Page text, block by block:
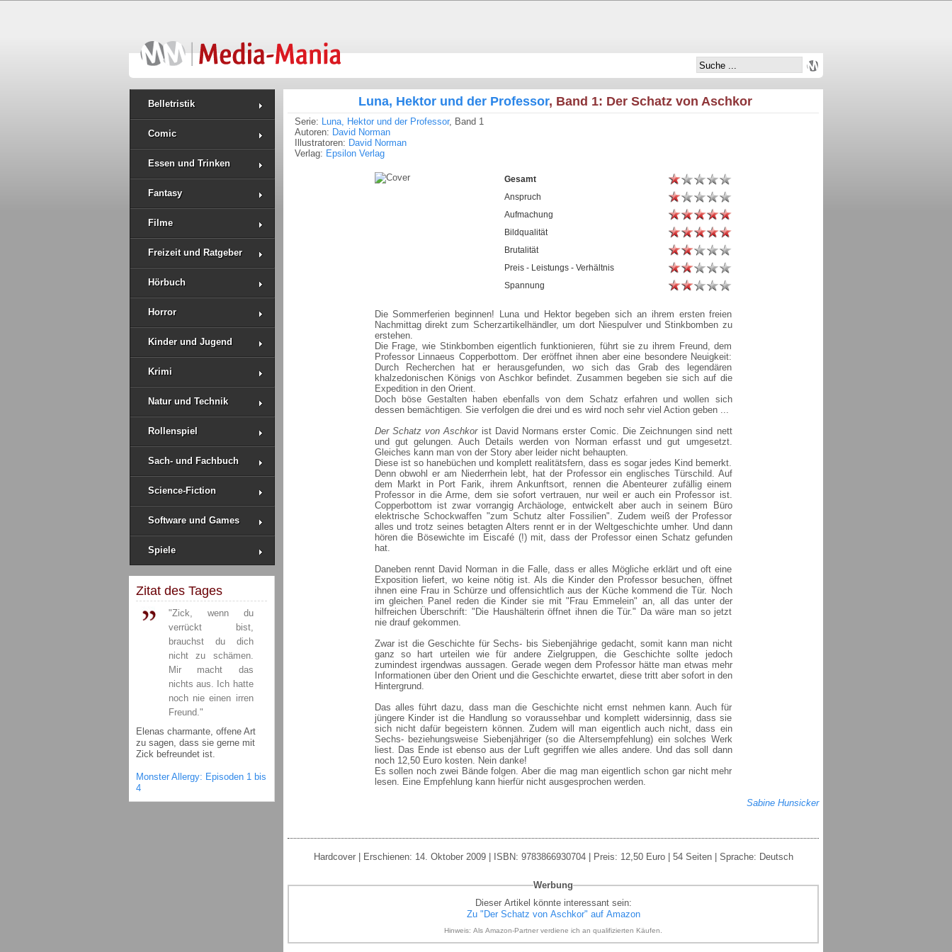
Belletristik
Comic
Essen und Trinken
Fantasy
Filme
Freizeit und Ratgeber
Hörbuch
Horror
Kinder und Jugend
Krimi
Natur und Technik
Rollenspiel
Sach- und Fachbuch
Science-Fiction
Software und Games
Spiele
Zitat des Tages
"Zick, wenn du
verrückt bist,
brauchst du dich
nicht zu schämen.
Mir macht das
nichts aus. Ich hatte
noch nie einen irren
Freund."
Elenas charmante, offene Art
zu sagen, dass sie gerne mit
Zick befreundet ist.
Monster Allergy: Episoden 1 bis
4
Luna, Hektor und der Professor, Band 1: Der Schatz von Aschkor
Serie: Luna, Hektor und der Professor, Band 1
Autoren: David Norman
Illustratoren: David Norman
Verlag: Epsilon Verlag
Gesamt
Anspruch
Aufmachung
Bildqualität
Brutalität
Preis - Leistungs - Verhältnis
Spannung
Die Sommerferien beginnen! Luna und Hektor begeben sich an ihrem ersten freien
Nachmittag direkt zum Scherzartikelhändler, um dort Niespulver und Stinkbomben zu
erstehen.
Die Frage, wie Stinkbomben eigentlich funktionieren, führt sie zu ihrem Freund, dem
Professor Linnaeus Copperbottom. Der eröffnet ihnen aber eine besondere Neuigkeit:
Durch Recherchen hat er herausgefunden, wo sich das Grab des legendären
khalzedonischen Königs von Aschkor befindet. Zusammen begeben sie sich auf die
Expedition in den Orient.
Doch böse Gestalten haben ebenfalls von dem Schatz erfahren und wollen sich
dessen bemächtigen. Sie verfolgen die drei und es wird noch sehr viel Action geben ...
Der Schatz von Aschkorist David Normans erster Comic. Die Zeichnungen sind nett
und gut gelungen. Auch Details werden von Norman erfasst und gut umgesetzt.
Gleiches kann man von der Story aber leider nicht behaupten.
Diese ist so hanebüchen und komplett realitätsfern, dass es sogar jedes Kind bemerkt.
Denn obwohl er am Niederrhein lebt, hat der Professor ein englisches Türschild. Auf
dem Markt in Port Farik, ihrem Ankunftsort, rennen die Abenteurer zufällig einem
Professor in die Arme, dem sie sofort vertrauen, nur weil er auch ein Professor ist.
Copperbottom ist zwar vorrangig Archäologe, entwickelt aber auch in seinem Büro
elektrische Schockwaffen "zum Schutz alter Fossilien". Zudem weiß der Professor
alles und trotz seines betagten Alters rennt er in der Weltgeschichte umher. Und dann
hören die Bösewichte im Eiscafé (!) mit, dass der Professor einen Schatz gefunden
hat.
Daneben rennt David Norman in die Falle, dass er alles Mögliche erklärt und oft eine
Exposition liefert, wo keine nötig ist. Als die Kinder den Professor besuchen, öffnet
ihnen eine Frau in Schürze und offensichtlich aus der Küche kommend die Tür. Noch
im gleichen Panel reden die Kinder sie mit "Frau Emmelein" an, all das unter der
hilfreichen Überschrift: "Die Haushälterin öffnet ihnen die Tür." Da wäre man so jetzt
nie drauf gekommen.
Zwar ist die Geschichte für Sechs- bis Siebenjährige gedacht, somit kann man nicht
ganz so hart urteilen wie für andere Zielgruppen, die Geschichte sollte jedoch
zumindest irgendwas aussagen. Gerade wegen dem Professor hätte man etwas mehr
Informationen über den Orient und die Geschichte erwartet, diese tritt aber sofort in den
Hintergrund.
Das alles führt dazu, dass man die Geschichte nicht ernst nehmen kann. Auch für
jüngere Kinder ist die Handlung so voraussehbar und komplett widersinnig, dass sie
sich nicht dafür begeistern können. Zudem will man eigentlich auch nicht, dass ein
Sechs- beziehungsweise Siebenjähriger (so die Altersempfehlung) ein solches Werk
liest. Das Ende ist ebenso aus der Luft gegriffen wie alles andere. Und das soll dann
noch 12,50 Euro kosten. Nein danke!
Es sollen noch zwei Bände folgen. Aber die mag man eigentlich schon gar nicht mehr
lesen. Eine Empfehlung kann hierfür nicht ausgesprochen werden.
Sabine Hunsicker
Hardcover | Erschienen: 14. Oktober 2009 | ISBN: 9783866930704 | Preis: 12,50 Euro | 54 Seiten | Sprache: Deutsch
Werbung
Dieser Artikel könnte interessant sein:
Zu "Der Schatz von Aschkor" auf Amazon
Hinweis: Als Amazon-Partner verdiene ich an qualifizierten Käufen.